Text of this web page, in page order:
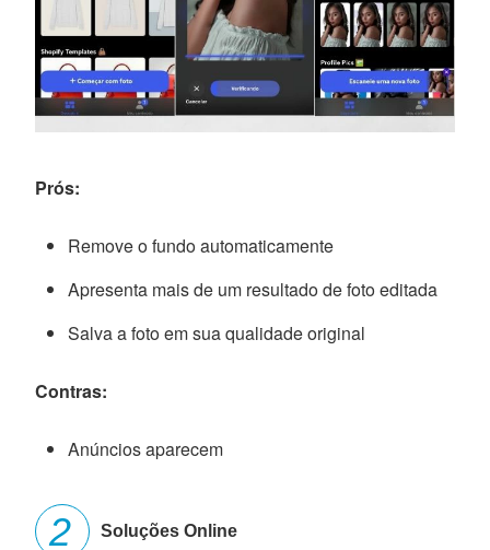
Prós:
Remove o fundo automaticamente
Apresenta mais de um resultado de foto editada
Salva a foto em sua qualidade original
Contras:
Anúncios aparecem
Soluções Online